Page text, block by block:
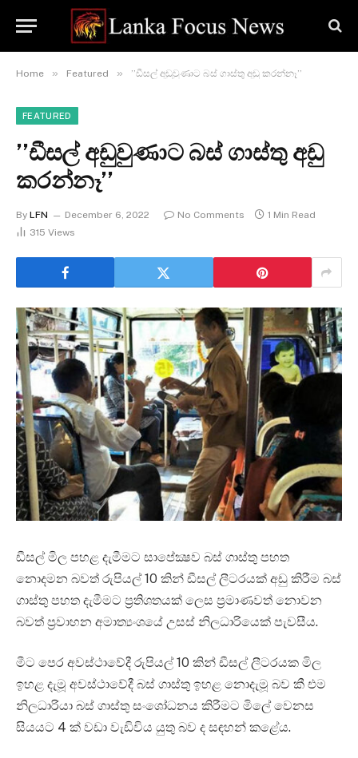
Home » Featured » ’’ඩීසල් අඩුවුණාට බස් ගාස්තු අඩු කරන්නෑ’’
FEATURED
’’ඩීසල් අඩුවුණාට බස් ගාස්තු අඩු
කරන්නෑ’’
By LFN December 6, 2022 No Comments
1 Min Read
315 Views
ඩීසල් මිල පහළ දැමීමට සාපේක්‍ෂව බස් ගාස්තු පහත
නොදමන බවත් රුපියල් 10 කින් ඩීසල් ලීටරයක් අඩු කිරීම බස්
ගාස්තු පහත දැමීමට ප්‍රතිශතයක් ලෙස ප්‍රමාණවත් නොවන
බවත් ප්‍රවාහන අමාත්‍යංශයේ උසස් නිලධාරියෙක් පැවසීය.
මීට පෙර අවස්ථාවේදී රුපියල් 10 කින් ඩීසල් ලීටරයක මිල
ඉහළ දැමූ අවස්ථාවේදී බස් ගාස්තු ඉහළ නොදැමූ බව කී එම
නිලධාරියා බස් ගාස්තු සංශෝධනය කිරීමට මිලේ වෙනස
සියයට 4 ක් වඩා වැඩිවිය යුතු බව ද සඳහන් කළේය.